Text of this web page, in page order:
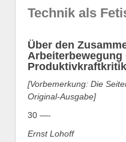
Technik als
Über den
Arbeiterbewegung
Produktivkraftkritik
[Vorbemerkung: Die
Original-Ausgabe]
30 —-
Ernst Lohoff